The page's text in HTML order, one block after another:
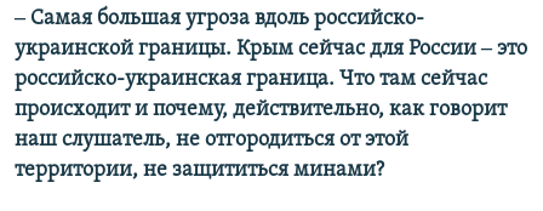
‒ Самая большая угроза вдоль российско-
украинской границы. Крым сейчас для России ‒ это
российско-украинская граница. Что там сейчас
происходит и почему, действительно, как говорит
наш слушатель, не отгородиться от этой
территории, не защититься минами?